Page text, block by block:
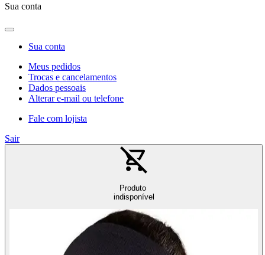
Sua conta
Sua conta
Meus pedidos
Trocas e cancelamentos
Dados pessoais
Alterar e-mail ou telefone
Fale com lojista
Sair
Produto
indisponível